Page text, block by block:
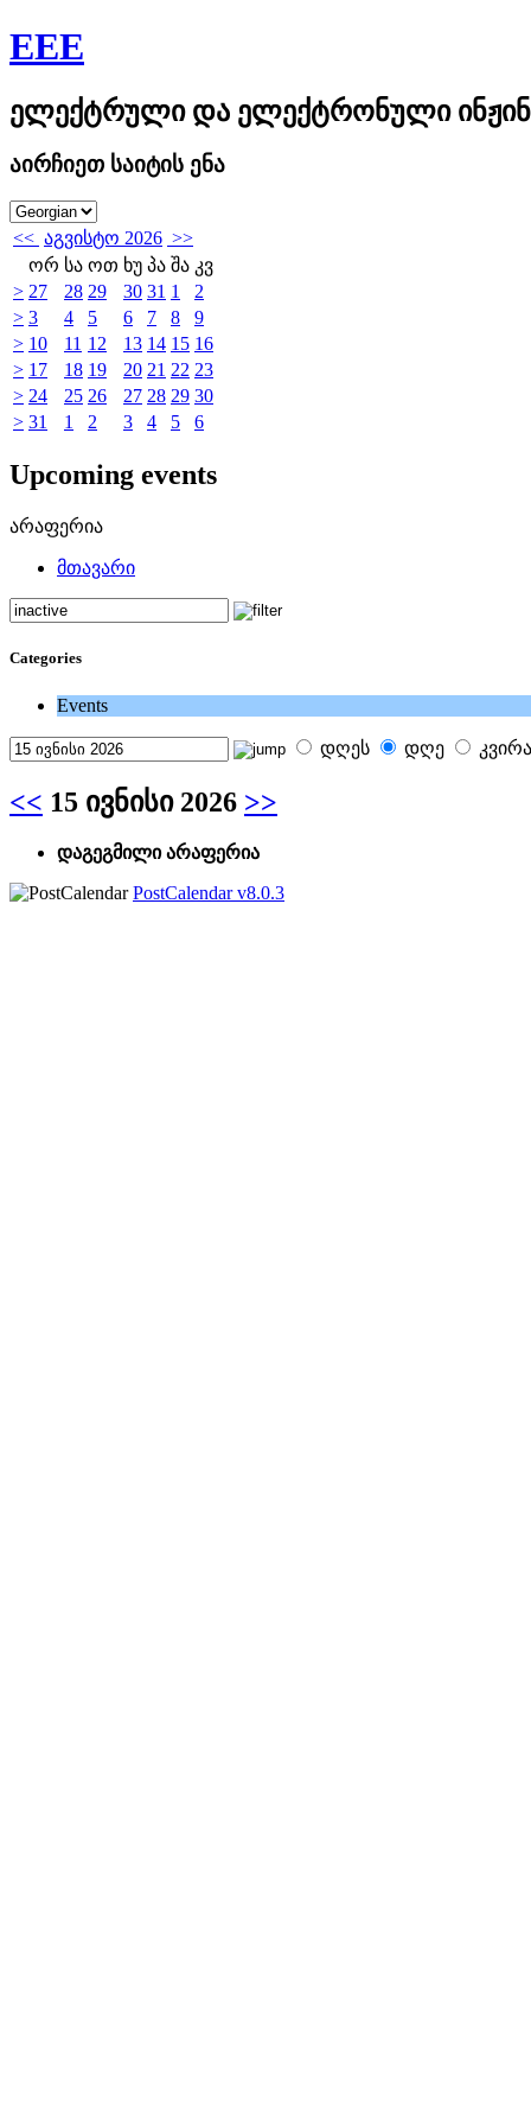
EEE
ელექტრული და ელექტრონული
აირჩიეთ საიტის ენა
<< აგვისტო 2026 >>
ორ სა ოთ ხუ პა შა კვ
> 27 28 29 30 31 1
2
> 3 4 5 6 7 8
9
> 10 11 12 13 14 15 16
> 17 18 19 20 21 22 23
> 24 25 26 27 28 29 30
> 31 1 2 3 4 5 6
Upcoming events
არაფერია
მთავარი
Categories
Events
დღეს დღე კვირა
<< 15 ივნისი 2026 >>
დაგეგმილი არაფერია
PostCalendar v8.0.3